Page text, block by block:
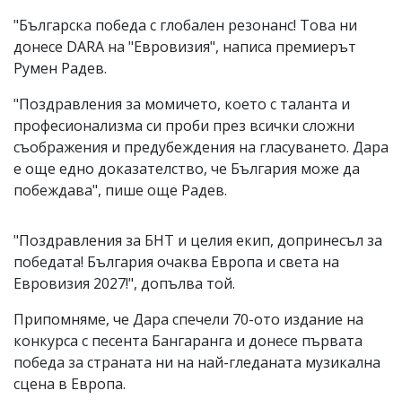
"Българска победа с глобален резонанс! Това ни
донесе DARA на "Евровизия", написа премиерът
Румен Радев.
"Поздравления за момичето, което с таланта и
професионализма си проби през всички сложни
съображения и предубеждения на гласуването. Дара
е още едно доказателство, че България може да
побеждава", пише още Радев.
"Поздравления за БНТ и целия екип, допринесъл за
победата! България очаква Европа и света на
Евровизия 2027!", допълва той.
Припомняме, че Дара спечели 70-ото издание на
конкурса с песента Бангаранга и донесе първата
победа за страната ни на най-гледаната музикална
сцена в Европа.